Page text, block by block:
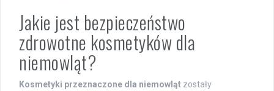
Jakie jest bezpieczeństwo
zdrowotne kosmetyków dla
niemowląt?
Kosmetyki przeznaczone dla niemowląt zostały